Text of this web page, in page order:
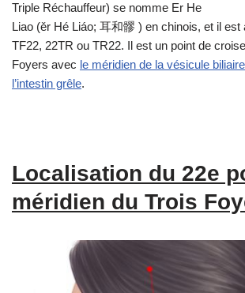
Triple Réchauffeur) se nomme Er He
Liao (ěr Hé Liáo; 耳和髎 ) en chinois, et il est
TF22, 22TR ou TR22. Il est un point de
Foyers avec le méridien de la vésicule biliaire
l’intestin grêle.
Localisation du 22e
méridien du Trois